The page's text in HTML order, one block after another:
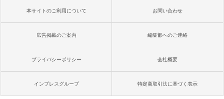
本サイトのご利用について お問い合わせ
広告掲載のご案内 編集部へのご連絡
プライバシーポリシー 会社概要
インプレスグループ 特定商取引法に基づく表示